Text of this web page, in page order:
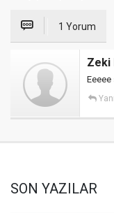
1 Yorum
Zeki
Eeeee
SON YAZILAR